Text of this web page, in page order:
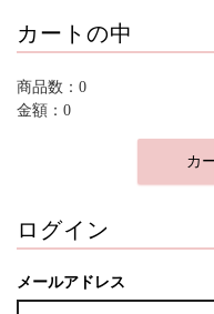
カートの中
商品数：0
金額：0
カ
ログイン
メールアドレス